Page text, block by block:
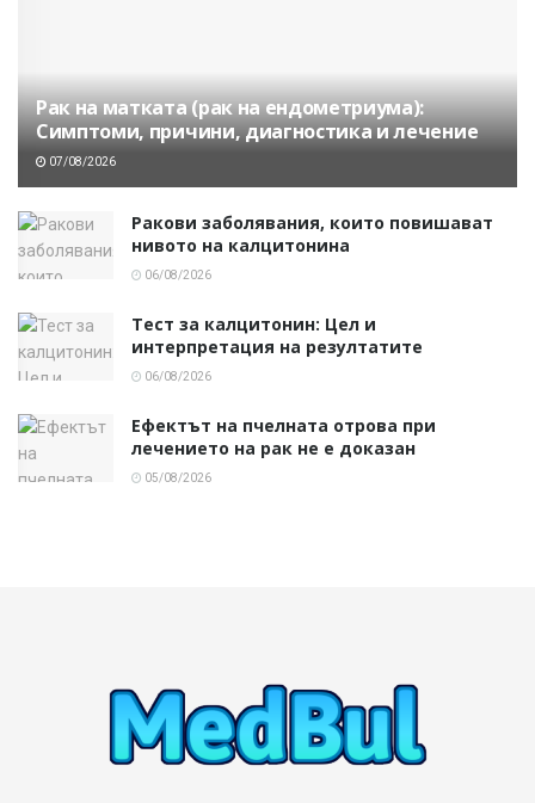
Рак на матката (рак на ендометриума):
Симптоми, причини, диагностика и лечение
07/08/2026
Ракови заболявания, които повишават
нивото на калцитонина
06/08/2026
Тест за калцитонин: Цел и
интерпретация на резултатите
06/08/2026
Ефектът на пчелната отрова при
лечението на рак не е доказан
05/08/2026